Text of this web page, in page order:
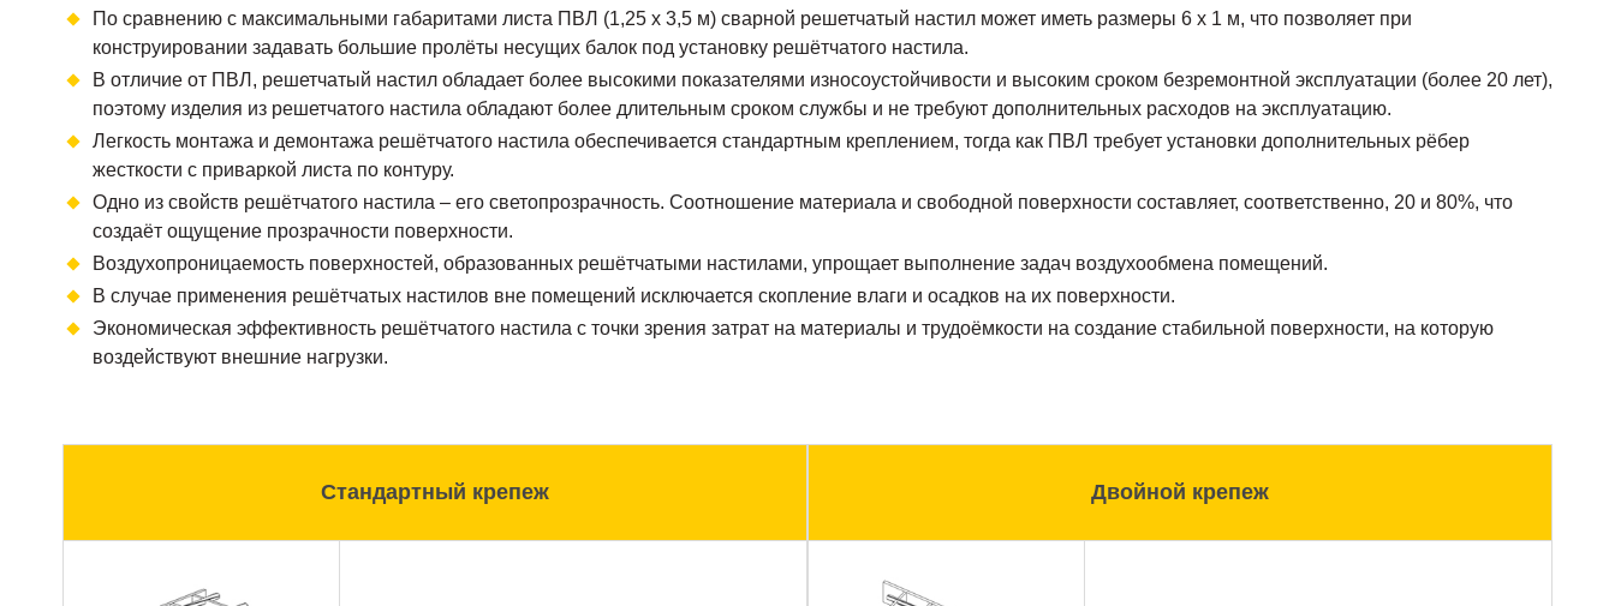
По сравнению с максимальными габаритами листа ПВЛ (1,25 х 3,5 м) сварной решетчатый настил может иметь размеры 6 х 1 м, что позволяет при
конструировании задавать большие пролёты несущих балок под установку решётчатого настила.
В отличие от ПВЛ, решетчатый настил обладает более высокими показателями износоустойчивости и высоким сроком безремонтной эксплуатации (более 20 лет),
поэтому изделия из решетчатого настила обладают более длительным сроком службы и не требуют дополнительных расходов на эксплуатацию.
Легкость монтажа и демонтажа решётчатого настила обеспечивается стандартным креплением, тогда как ПВЛ требует установки дополнительных рёбер
жесткости с приваркой листа по контуру.
Одно из свойств решётчатого настила – его светопрозрачность. Соотношение материала и свободной поверхности составляет, соответственно, 20 и 80%, что
создаёт ощущение прозрачности поверхности.
Воздухопроницаемость поверхностей, образованных решётчатыми настилами, упрощает выполнение задач воздухообмена помещений.
В случае применения решётчатых настилов вне помещений исключается скопление влаги и осадков на их поверхности.
Экономическая эффективность решётчатого настила с точки зрения затрат на материалы и трудоёмкости на создание стабильной поверхности, на которую
воздействуют внешние нагрузки.
Стандартный крепеж Двойной крепеж